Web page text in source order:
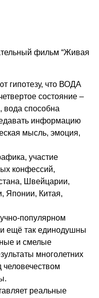
фильм “Живая
гипотезу, что ВОДА
состояние –
вода способна
информацию
мысль, эмоция,
участие
конфессий,
Швейцарии,
Японии, Китая,
популярном
ещё так единодушны
и смелые
многолетних
реальные